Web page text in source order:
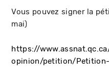
Vous pouvez signer la
mai)
https://
opinion/petition/